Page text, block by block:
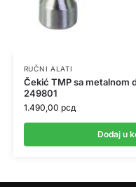
RUČNI ALATI
Čekić TMP sa metalnom
249801
1.490,00 рсд
Dodaj u